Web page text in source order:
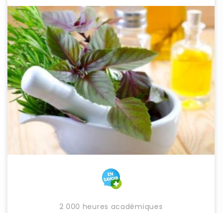
2 000 heures académiques